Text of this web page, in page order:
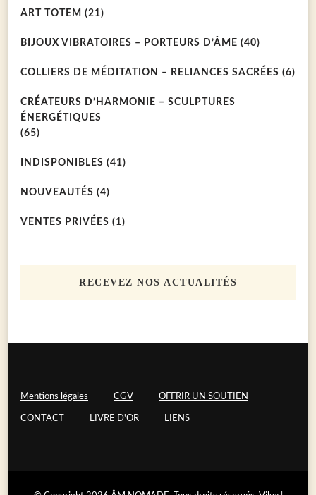
ART TOTEM (21)
BIJOUX VIBRATOIRES – PORTEURS D’ÂME (40)
COLLIERS DE MÉDITATION – RELIANCES SACRÉES (6)
CRÉATEURS D’HARMONIE – SCULPTURES
ÉNERGÉTIQUES
(65)
INDISPONIBLES (41)
NOUVEAUTÉS (4)
VENTES PRIVÉES (1)
RECEVEZ NOS ACTUALITÉS
Mentions légales CGV OFFRIR UN SOUTIEN
CONTACT LIVRE D'OR LIENS